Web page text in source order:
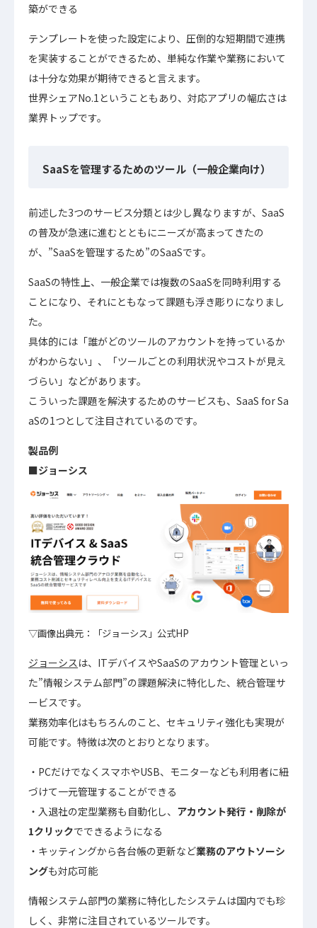
築ができる
テンプレートを使った設定により、圧倒的な短期間で連携
を実装することができるため、単純な作業や業務において
は十分な効果が期待できると言えます。
世界シェアNo.1ということもあり、対応アプリの幅広さは
業界トップです。
SaaSを管理するためのツール（一般企業向け）
前述した3つのサービス分類とは少し異なりますが、SaaS
の普及が急速に進むとともにニーズが高まってきたの
が、”SaaSを管理するため”のSaaSです。
SaaSの特性上、一般企業では複数のSaaSを同時利用する
ことになり、それにともなって課題も浮き彫りになりまし
た。
具体的には「誰がどのツールのアカウントを持っているか
がわからない」、「ツールごとの利用状況やコストが見え
づらい」などがあります。
こういった課題を解決するためのサービスも、SaaS for Sa
aSの1つとして注目されているのです。
製品例
■ジョーシス
▽画像出典元：「ジョーシス」公式HP
ジョーシス は、ITデバイスやSaaSのアカウント管理といっ
た”情報システム部門”の課題解決に特化した、統合管理サ
ービスです。
業務効率化はもちろんのこと、セキュリティ強化も実現が
可能です。特徴は次のとおりとなります。
PCだけでなくスマホやUSB、モニターなども利用者に紐
づけて一元管理することができる
入退社の定型業務も自動化し、 アカウント発行・削除が
1クリックでできるようになる
キッティングから各台帳の更新など業務のアウトソーシ
ングも対応可能
情報システム部門の業務に特化したシステムは国内でも珍
しく、非常に注目されているツールです。